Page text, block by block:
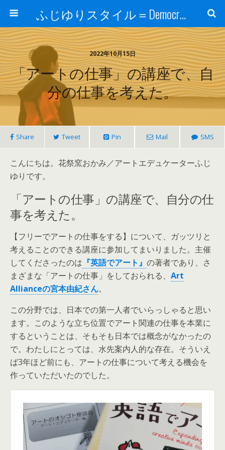
ふじゆりスタイル＝Democratic Luxury ＠花祭窯＝＝
2022年10月15日
「アートの仕事」の講座で、自
分の仕事を考えた。
Share Tweet Pin Mail SMS
こんにちは。花祭窯おかみ／アートエデュケーターふじ
ゆりです。
「アートの仕事」の講座で、自分の仕
事を考えた。
【フリーでアートの仕事をする】について、ガッツリと
考えることのできる講座に参加してまいりました。主催
してくださったのは 『英語でアート』 の著者であり、さ
まざまな「アートの仕事」をしておられる、 Art
Allianceの宮本由紀さん。
この分野では、日本での第一人者でいらっしゃると思い
ます。このような立ち位置でアート関連の仕事を本業に
するということは、そもそも日本では概念がなかったの
で。わたしにとっては、水先案内人的な存在。そういえ
ば3年ほど前にも、アートの仕事について考える機会を
作っていただいたのでした。